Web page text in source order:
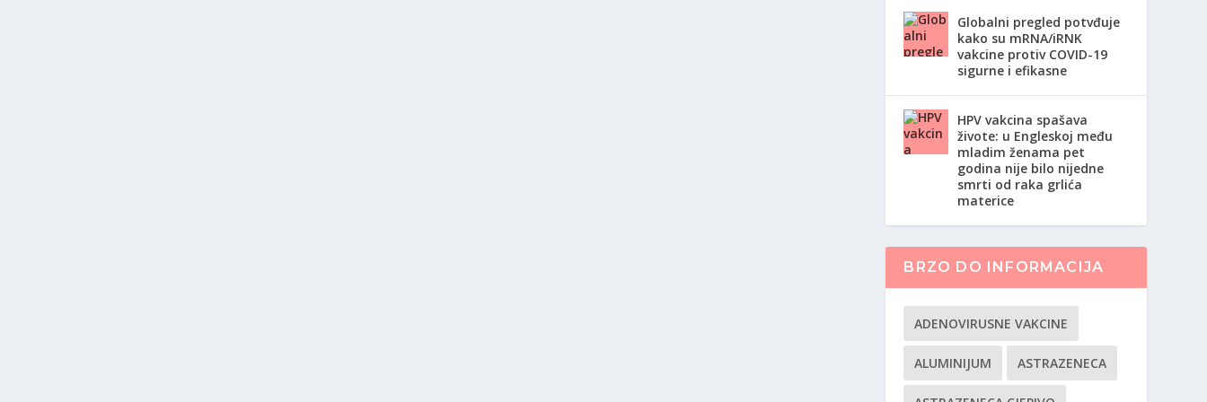
Globalni pregled potvđuje
kako su mRNA/iRNK
vakcine protiv COVID-19
sigurne i efikasne
HPV vakcina spašava
živote: u Engleskoj među
mladim ženama pet
godina nije bilo nijedne
smrti od raka grlića
materice
BRZO DO INFORMACIJA
ADENOVIRUSNE VAKCINE
ALUMINIJUM ASTRAZENECA